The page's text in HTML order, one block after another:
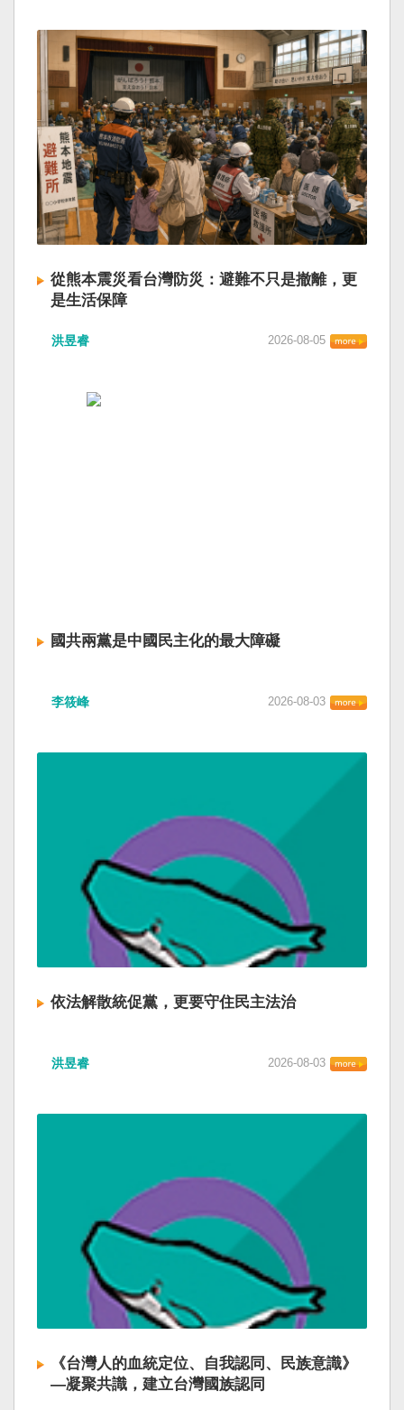
從熊本震災看台灣防災：避難不只是撤離，更
是生活保障
洪昱睿 2026-08-05
國共兩黨是中國民主化的最大障礙
李筱峰 2026-08-03
依法解散統促黨，更要守住民主法治
洪昱睿 2026-08-03
《台灣人的血統定位、自我認同、民族意識》
—凝聚共識，建立台灣國族認同